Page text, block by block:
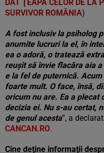
DAT ŢEAPĂ CELOR DE LA
SURVIVOR ROMÂNIA)
A fost inclusiv la psiholog
anumite lucruri la el, în
ea o adoră, o tratează
reușit să învie flacăra aia
e la fel de puternică.
foarte mult. O face, însă,
oricum nu are. Ea a plecat
decizia ei. Nu s-au certat,
de genul acesta”, a
CANCAN.RO.
Cine deţine informaţii